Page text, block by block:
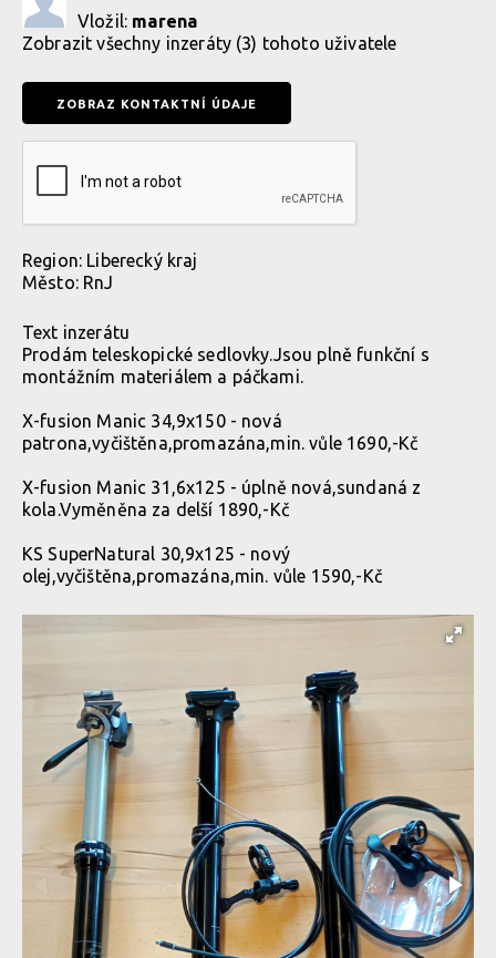
Vložil: marena
Zobrazitvšechny inzeráty (3) tohoto uživatele
Region: Liberecký kraj
Město: RnJ
Text inzerátu
Prodám teleskopické sedlovky.Jsou plně funkční s
montážním materiálem a páčkami.
X-fusion Manic 34,9x150 - nová
patrona,vyčištěna,promazána,min. vůle 1690,-Kč
X-fusion Manic 31,6x125 - úplně nová,sundaná z
kola.Vyměněna za delší 1890,-Kč
KS SuperNatural 30,9x125 - nový
olej,vyčištěna,promazána,min. vůle 1590,-Kč